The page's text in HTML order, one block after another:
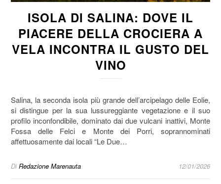
ISOLA DI SALINA: DOVE IL
PIACERE DELLA CROCIERA A
VELA INCONTRA IL GUSTO DEL
VINO
Salina, la seconda isola più grande dell’arcipelago delle Eolie,
si distingue per la sua lussureggiante vegetazione e il suo
profilo inconfondibile, dominato dai due vulcani inattivi, Monte
Fossa delle Felci e Monte dei Porri, soprannominati
affettuosamente dai locali “Le Due…
Di Redazione Marenauta 12/01/2026